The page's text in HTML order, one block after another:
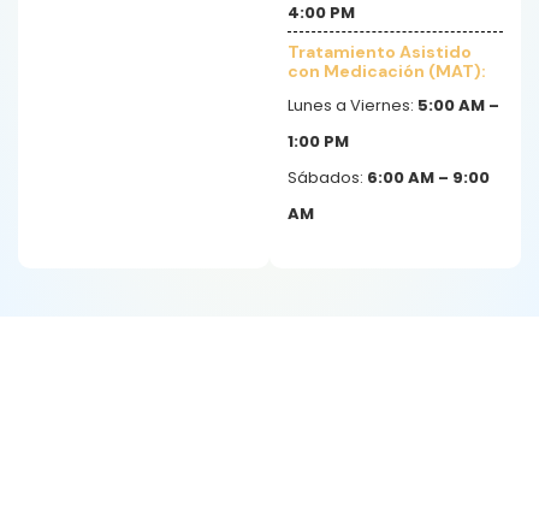
4:00 PM
Tratamiento Asistido
con Medicación (MAT):
Lunes a Viernes: 5:00 AM –
1:00 PM
Sábados: 6:00 AM – 9:00
AM